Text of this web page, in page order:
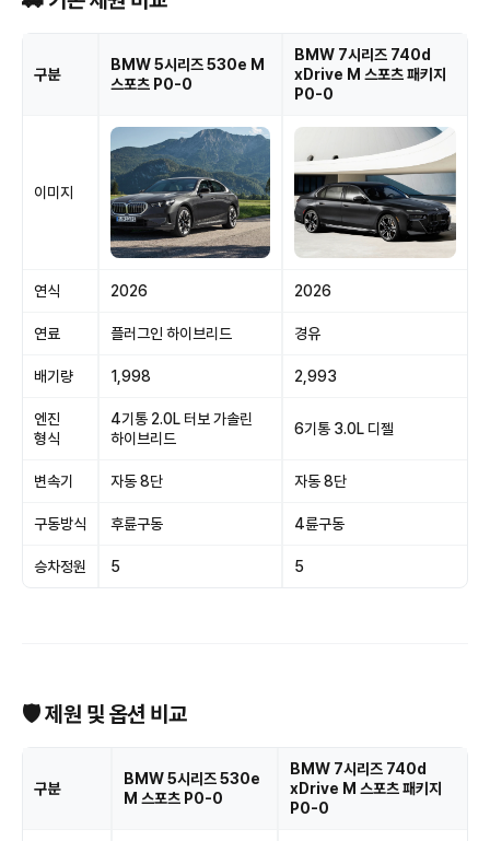
구분
BMW 5시리즈 530e M
스포츠 P0-0
BMW 7시리즈 740d
xDrive M 스포츠 패키지
P0-0
이미지
연식 2026 2026
연료 플러그인 하이브리드 경유
배기량 1,998 2,993
엔진
형식
4기통 2.0L 터보 가솔린
하이브리드
6기통 3.0L 디젤
변속기 자동 8단 자동 8단
구동방식 후륜구동 4륜구동
승차정원 5 5
🛡 제원 및 옵션 비교
구분
BMW 5시리즈 530e
M 스포츠 P0-0
BMW 7시리즈 740d
xDrive M 스포츠 패키지
P0-0